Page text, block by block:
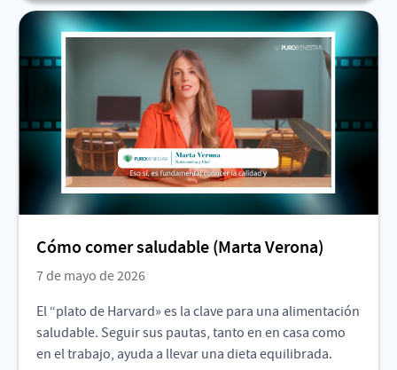
Cómo comer saludable (Marta Verona)
7 de mayo de 2026
El “plato de Harvard» es la clave para una alimentación
saludable. Seguir sus pautas, tanto en en casa como
en el trabajo, ayuda a llevar una dieta equilibrada.